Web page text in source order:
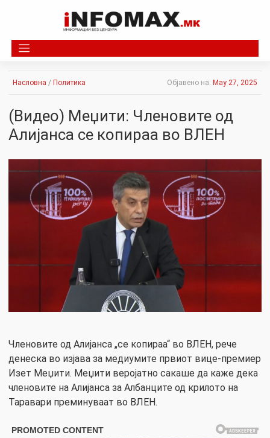
Насловна / Политика Објавено на: May 27, 2025
(Видео) Меџити: Членовите од
Алијанса се копираа во ВЛЕН
Членовите од Алијанса „се копираа“ во ВЛЕН, рече
денеска во изјава за медиумите првиот вице-премиер
Изет Меџити. Меџити веројатно сакаше да каже дека
членовите на Алијанса за Албанците од крилото на
Таравари преминуваат во ВЛЕН.